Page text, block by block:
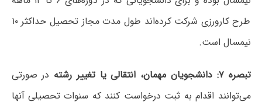
طرح کارورزی شرکت کرده‌اند طول مدت مجاز تحصیل حداکثر ۱۰
نیمسال است.
تبصره ۷: دانشجویان مهمان، انتقالی یا تغییر رشته
در صورتی
می‌توانند اقدام به ثبت درخواست کنند که سنوات تحصیلی آنها